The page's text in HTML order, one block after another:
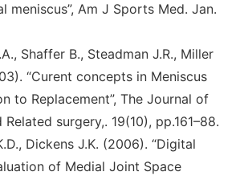
meniscus”, Am J Sports Med. Jan.
Shaffer B., Steadman J.R., Miller
“Curent concepts in Meniscus
to Replacement”, The Journal of
surgery,. 19(10), pp.161–88.
Dickens J.K. (2006). “Digital
of Medial Joint Space